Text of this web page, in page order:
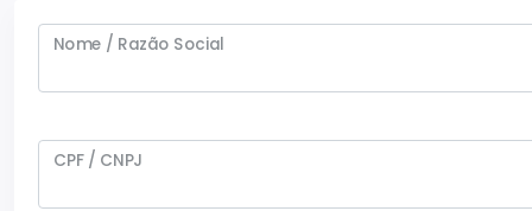
Nome / Razão Social
CPF / CNPJ